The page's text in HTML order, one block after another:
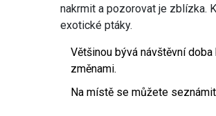
nakrmit a pozorovat je zblízka.
exotické ptáky.
Většinou bývá návštěvní
změnami.
Na místě se můžete